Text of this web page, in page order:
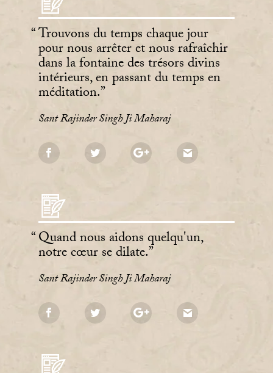
Trouvons du temps chaque jour
pour nous arrêter et nous rafraîchir
dans la fontaine des trésors divins
intérieurs, en passant du temps en
méditation.
Sant Rajinder Singh Ji Maharaj
Quand nous aidons quelqu'un,
notre cœur se dilate.
Sant Rajinder Singh Ji Maharaj